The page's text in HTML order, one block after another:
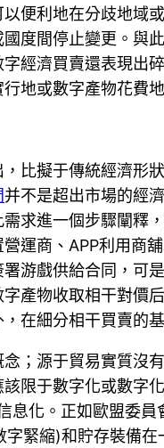
便利地在分歧地域
度間停止變更。與
經濟買賣還表現
地或數字產物花費
比擬于傳統經濟形
并不是超出市場的經
求進一個步驟闡釋
運商、APP利用商
游戲供給合同，
產物收取相干對價
在細分相干買賣的
；源于貿易實質沒
限于數字化或數字
化。正如歐盟委
緊縮)和貯存裝備